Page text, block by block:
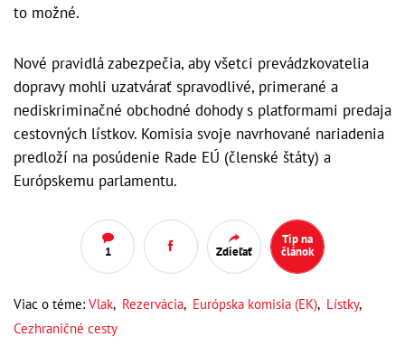
to možné.
Nové pravidlá zabezpečia, aby všetci prevádzkovatelia
dopravy mohli uzatvárať spravodlivé, primerané a
nediskriminačné obchodné dohody s platformami predaja
cestovných lístkov. Komisia svoje navrhované nariadenia
predloží na posúdenie Rade EÚ (členské štáty) a
Európskemu parlamentu.
1 Zdieľať
Tip na
článok
Viac o téme: Vlak, Rezervácia, Európska komisia (EK), Lístky,
Cezhraničné cesty